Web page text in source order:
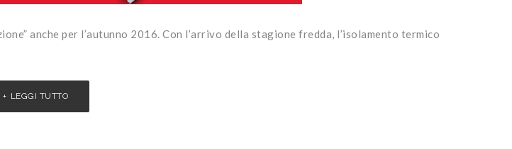
anche per l’autunno 2016. Con l’arrivo della stagione fredda, l’isolamento termico
LEGGI TUTTO